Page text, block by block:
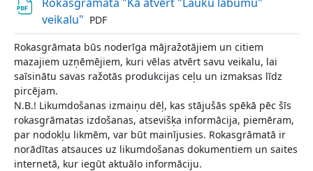
veikalu" Файл
PDF
Rokasgrāmata būs noderīga mājražotājiem un citiem
mazajiem uzņēmējiem, kuri vēlas atvērt savu veikalu, lai
saīsinātu savas ražotās produkcijas ceļu un izmaksas līdz
pircējam.
N.B.! Likumdošanas izmaiņu dēļ, kas stājušās spēkā pēc šīs
rokasgrāmatas izdošanas, atsevišķa informācija, piemēram,
par nodokļu likmēm, var būt mainījusies. Rokasgrāmatā ir
norādītas atsauces uz likumdošanas dokumentiem un saites
internetā, kur iegūt aktuālo informāciju.